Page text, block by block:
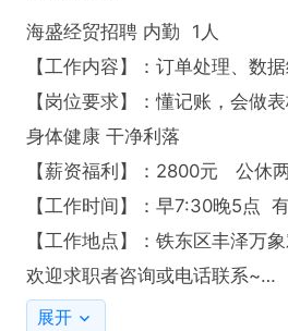
海盛经贸招聘 内勤  1人
【工作内容】：订单处理、数
【岗位要求】：懂记账，会做
身体健康 干净利落
【薪资福利】：2800元   公休
【工作时间】：早7:30晚5点
【工作地点】：铁东区丰泽万
欢迎求职者咨询或电话联系~
联系我时，请说是在“四平二丫
展开